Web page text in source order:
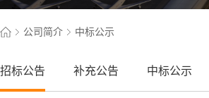
公司简介 中标公示
招标公告 补充公告 中标公示